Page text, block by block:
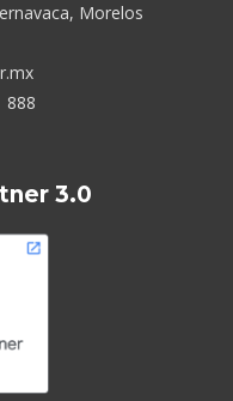
Morelos
888
3.0